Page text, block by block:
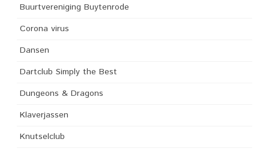
Buurtvereniging Buytenrode
Corona virus
Dansen
Dartclub Simply the Best
Dungeons & Dragons
Klaverjassen
Knutselclub